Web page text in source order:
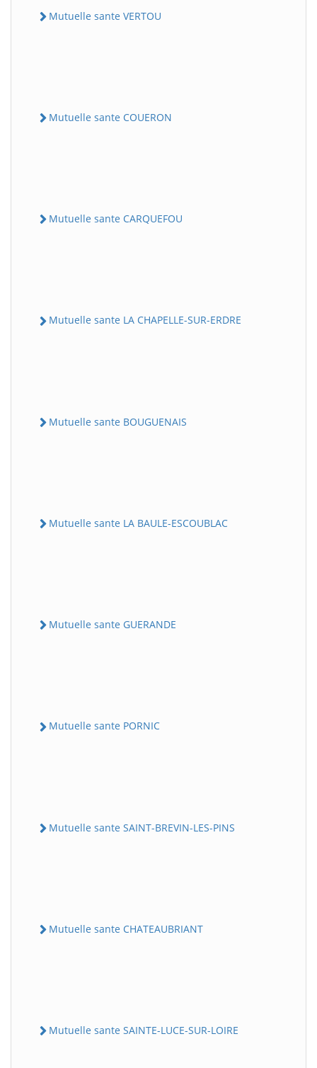
Mutuelle sante VERTOU
Mutuelle sante COUERON
Mutuelle sante CARQUEFOU
Mutuelle sante LA CHAPELLE-SUR-ERDRE
Mutuelle sante BOUGUENAIS
Mutuelle sante LA BAULE-ESCOUBLAC
Mutuelle sante GUERANDE
Mutuelle sante PORNIC
Mutuelle sante SAINT-BREVIN-LES-PINS
Mutuelle sante CHATEAUBRIANT
Mutuelle sante SAINTE-LUCE-SUR-LOIRE